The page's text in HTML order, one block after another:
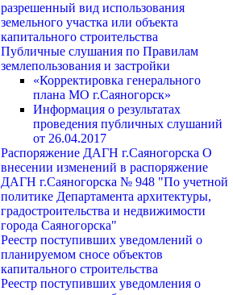
разрешенный вид использования
земельного участка или объекта
капитального строительства
Публичные слушания по Правилам
землепользования и застройки
«Корректировка генерального
плана МО г.Саяногорск»
Информация о результатах
проведения публичных слушаний
от 26.04.2017
Распоряжение ДАГН г.Саяногорска О
внесении изменений в распоряжение
ДАГН г.Саяногорска № 948 "По учетной
политике Департамента архитектуры,
градостроительства и недвижимости
города Саяногорска"
Реестр поступивших уведомлений о
планируемом сносе объектов
капитального строительства
Реестр поступивших уведомления о